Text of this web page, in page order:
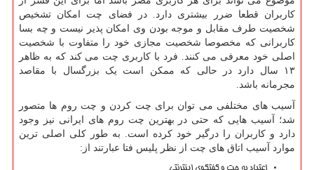
کاربران قطعا ضرر بیشتری دارد. در فضای چت امکان تشخیص
شخصیت طرف مقابل و موجه بودن وی امکان پذیر نیست و چه بسا
کاربرانی که مخصوصا شخصیت مجازی خود را متفاوت با شخصیت
اصلی خود معرفی می کنند. فرد با کاربری چت می کند که به ظاهر
۱۳ سال دارد در حالی که ممکن است یک بزرگسال با مقاصد
مجرمانه باشد
آسیب های مختلفی می توان برای چت کردن و چت روم ها متصور
شد؛ آسیب هایی که حتی در بهترین چت روم های ایرانی نیز وجود
دارد و کاربران را درگیر خود کرده است. به طور کلی اصلی ترین
موارد آسیب اتاق های چت از نظر پلیس فتا عبارتند از :
اعتیاد به چت و گفتگوی اینترنتی